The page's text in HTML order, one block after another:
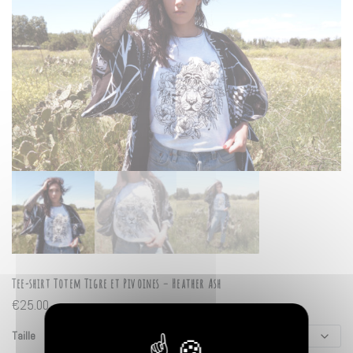
Tee-shirt Totem Tigre et Pivoines – Heather Ash
€25.00
Taille